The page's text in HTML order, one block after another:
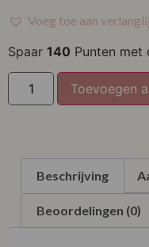
Voeg toe aan
Spaar 140 Punten met
Toevoegen
Beschrijving
Beoordelingen (0)